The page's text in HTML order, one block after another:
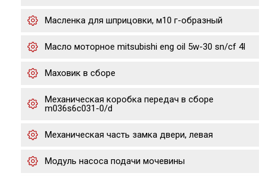
Масленка для шприцовки, м10 г-образный
Масло моторное mitsubishi eng oil 5w-30 sn/cf 4l
Маховик в сборе
Механическая коробка передач в сборе
m036s6c031-0/d
Механическая часть замка двери, левая
Модуль насоса подачи мочевины